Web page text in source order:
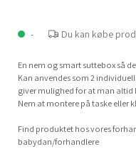
- Du kan købe
En nem og smart suttebox så
Kan anvendes som 2
giver mulighed for at man
Nem at montere på taske eller
Find produktet hos vores
babydan/forhandlere